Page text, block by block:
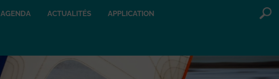
AGENDA ACTUALITÉS APPLICATION